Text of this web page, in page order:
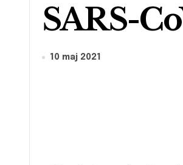
SARS-
10 maj 2021